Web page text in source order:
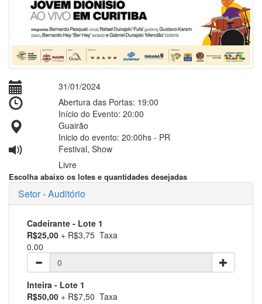
31/01/2024
Abertura das Portas: 19:00
Início do Evento: 20:00
Guairão
Inicio do evento: 20:00hs - PR
Festival, Show
Livre
Escolha abaixo os lotes e quantidades desejadas
Setor - Auditório
Cadeirante - Lote 1
R$25,00 + R$3,75 Taxa
0.00
Inteira - Lote 1
R$50,00 + R$7,50 Taxa